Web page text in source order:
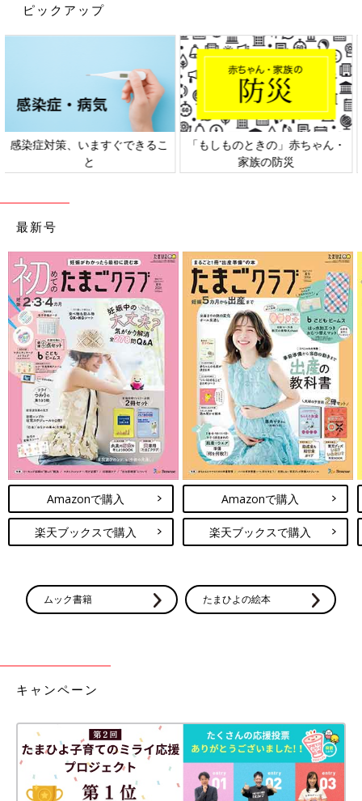
ピックアップ
日本外来小児科学会リーフレッ
ト検討会
六星占術 細木かおりさんの人生
相談
最新号
Amazonで購入
楽天ブックスで購入
Amazonで購入
楽天ブックスで購入
ムック書籍 たまひよの絵本
キャンペーン